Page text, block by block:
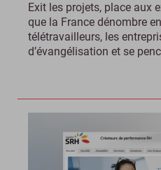
Exit les projets, place aux
que la France dénombre
télétravailleurs, les
d’évangélisation et se